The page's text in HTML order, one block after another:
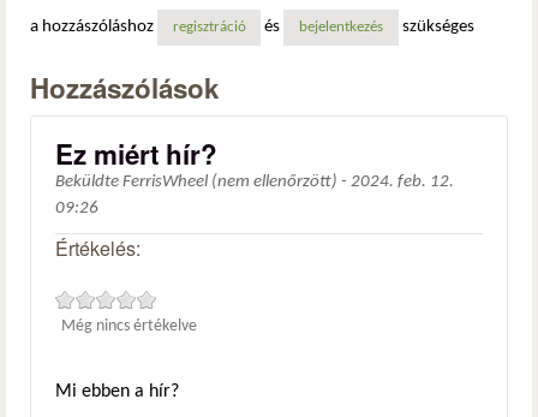
a hozzászóláshoz regisztráció és bejelentkezés szükséges
Hozzászólások
Ez miért hír?
Beküldte FerrisWheel (nem ellenőrzött) - 2024. feb. 12.
09:26
Értékelés:
Még nincs értékelve
Mi ebben a hír?